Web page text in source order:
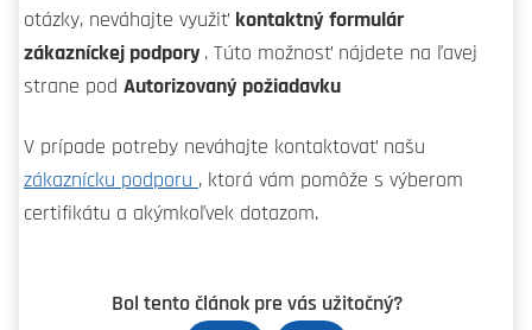
otázky, neváhajte využiť kontaktný formulár
zákazníckej podpory . Túto možnosť nájdete na ľavej
strane pod Autorizovaný požiadavku
V prípade potreby neváhajte kontaktovať našu
zákaznícku podporu , ktorá vám pomôže s výberom
certifikátu a akýmkoľvek dotazom.
Bol tento článok pre vás užitočný?